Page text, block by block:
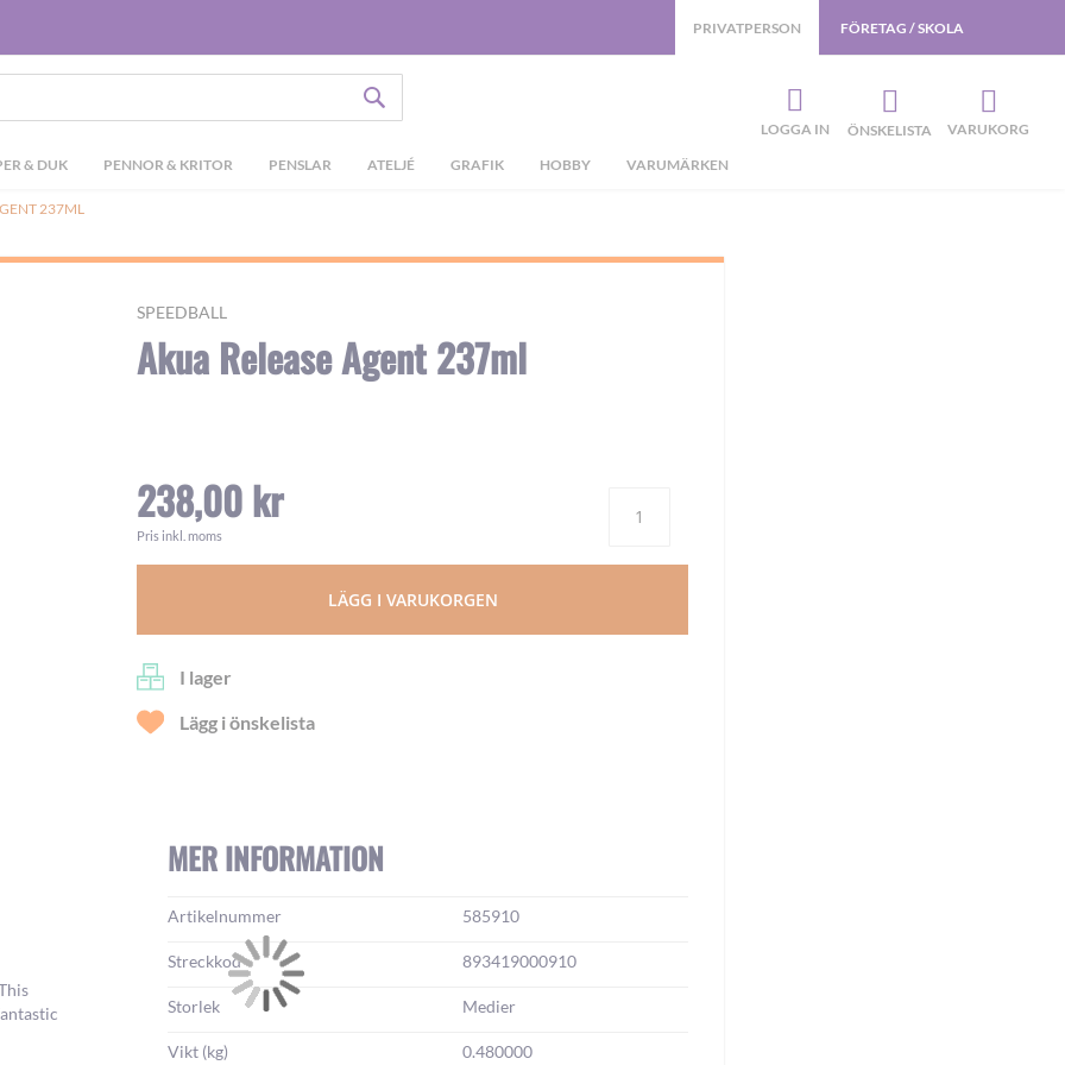
& DUK PENNOR & KRITOR PENSLAR ATELJÉ GRAFIK HOBBY VARUMÄRKEN
PRIVATPERSON FÖRETAG / SKOLA
LOGGA IN ÖNSKELISTA VARUKORG
237ML
SPEEDBALL
Akua Release Agent 237ml
238,00 kr
Pris inkl. moms
LÄGG I VARUKORGEN
I lager
Lägg i önskelista
MER INFORMATION
Mer
information:
Artikelnummer 585910
Streckkod 893419000910
Storlek Medier
Vikt (kg) 0.480000